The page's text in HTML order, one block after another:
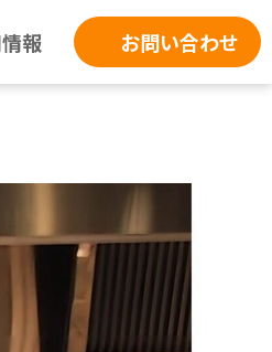
報 お問い合わせ